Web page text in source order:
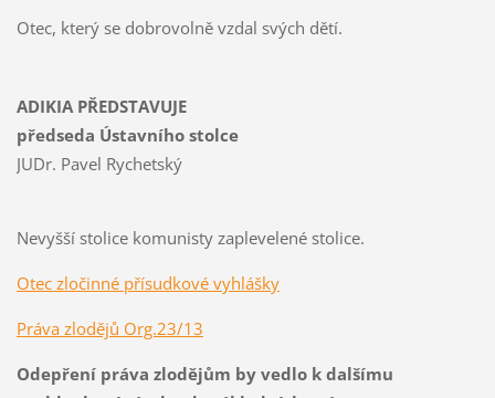
Otec, který se dobrovolně vzdal svých dětí.
ADIKIA PŘEDSTAVUJE
předseda Ústavního stolce
JUDr. Pavel Rychetský
Nevyšší stolice komunisty zaplevelené stolice.
Otec zločinné přísudkové vyhlášky
Práva zlodějů Org.23/13
Odepření práva zlodějům by vedlo k dalšímu